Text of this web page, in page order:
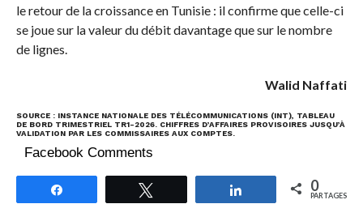
le retour de la croissance en Tunisie : il confirme que celle-ci
se joue sur la valeur du débit davantage que sur le nombre
de lignes.
Walid Naffati
SOURCE : INSTANCE NATIONALE DES TÉLÉCOMMUNICATIONS (INT), TABLEAU
DE BORD TRIMESTRIEL TR1-2026. CHIFFRES D’AFFAIRES PROVISOIRES JUSQU’À
VALIDATION PAR LES COMMISSAIRES AUX COMPTES.
Facebook Comments
Partagez 0
PARTAGES